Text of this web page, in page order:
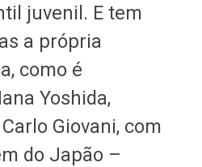
juvenil. E tem
a própria
como é
Yoshida,
Giovani, com
do Japão –